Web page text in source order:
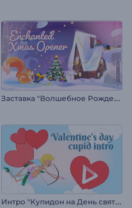
З
аставка "Волшебное Рождество"
И
нтро "Купидон на День святого Валентина"